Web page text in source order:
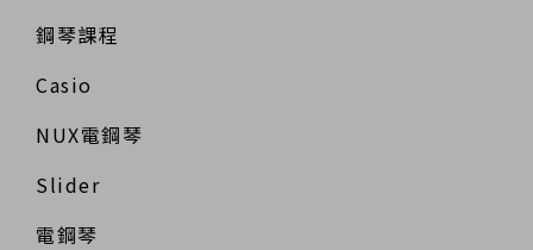
鋼琴課程
Casio
NUX電鋼琴
Slider
電鋼琴